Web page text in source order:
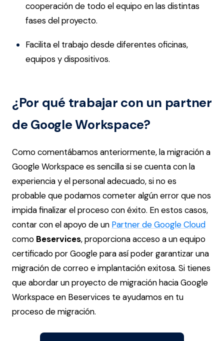
cooperación de todo el equipo en las distintas
fases del proyecto.
Facilita el trabajo desde diferentes oficinas,
equipos y dispositivos.
¿Por qué trabajar con un partner
de Google Workspace?
Como comentábamos anteriormente, la migración a
Google Workspace es sencilla si se cuenta con la
experiencia y el personal adecuado, si no es
probable que podamos cometer algún error que nos
impida finalizar el proceso con éxito. En estos casos,
contar con el apoyo de un Partner de Google Cloud
como Beservices, proporciona acceso a un equipo
certificado por Google para así poder garantizar una
migración de correo e implantación exitosa. Si tienes
que abordar un proyecto de migración hacia Google
Workspace en Beservices te ayudamos en tu
proceso de migración.